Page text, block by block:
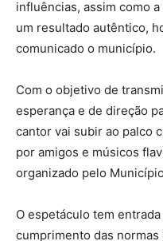
influências, assim como
um resultado autêntico,
comunicado o município.
Com o objetivo de
esperança e de direção
cantor vai subir ao palco
por amigos e músicos
organizado pelo
O espetáculo tem
cumprimento das